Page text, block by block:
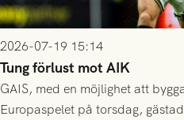
2026-07-19 15:14
Tung förlust mot AIK
GAIS, med en möjlighet att
Europaspelet på torsdag,